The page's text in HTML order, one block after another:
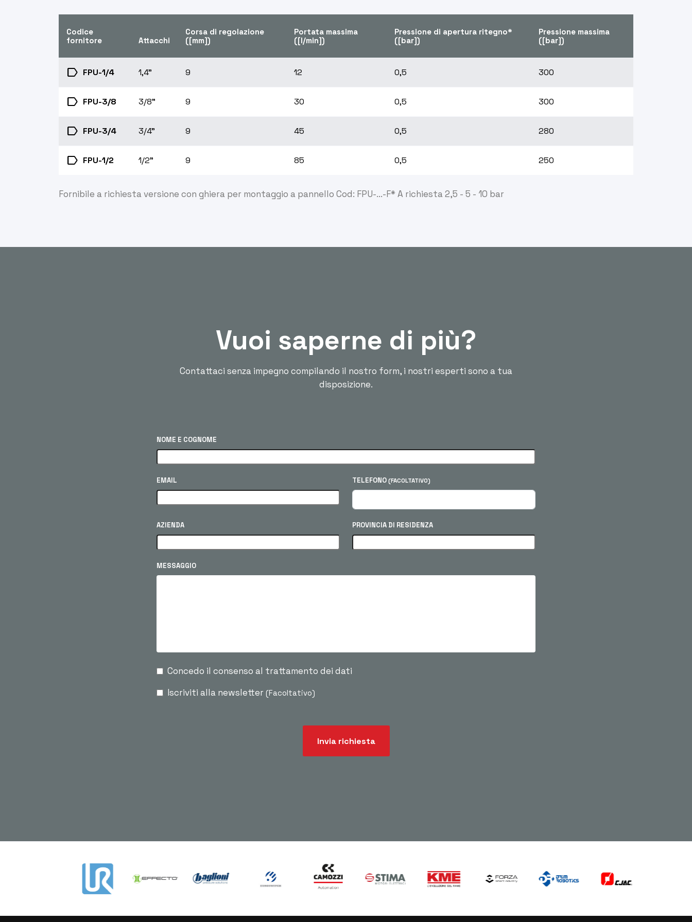
Codice
fornitore
Attacchi
Corsa di regolazione
([mm])
Portata massima
([l/min])
Pressione di apertura ritegno*
([bar])
Pressione massima
([bar])
label FPU-1/4 1,4" 9 12 0,5 300
label FPU-3/8 3/8" 9 30 0,5 300
label FPU-3/4 3/4" 9 45 0,5 280
label FPU-1/2 1/2" 9 85 0,5 250
Fornibile a richiesta versione con ghiera per montaggio a pannello Cod: FPU-...-F* A richiesta 2,5 - 5 - 10 bar
Vuoi saperne di più?
Contattaci senza impegno compilando il nostro form, i nostri esperti sono a tua
disposizione.
NOME E COGNOME
EMAIL TELEFONO (FACOLTATIVO)
AZIENDA PROVINCIA DI RESIDENZA
MESSAGGIO
Concedo il consenso al trattamento dei dati
Iscriviti alla newsletter (Facoltativo)
Invia richiesta